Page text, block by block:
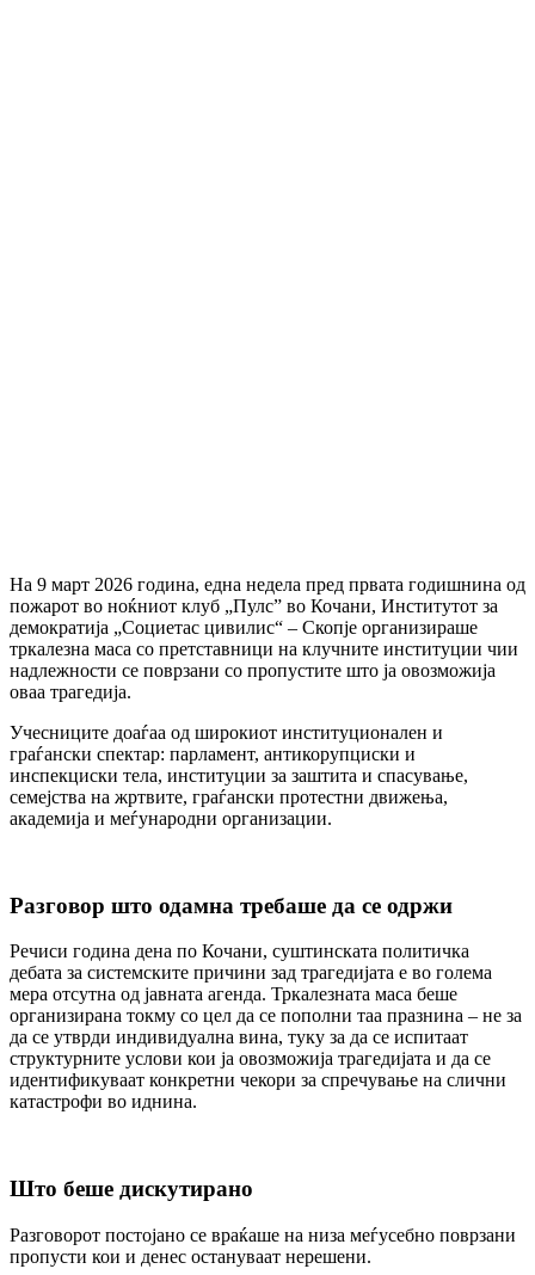
На 9 март 2026 година, една недела пред првата годишнина од
пожарот во ноќниот клуб „Пулс” во Кочани, Институтот за
демократија „Социетас цивилис“ – Скопје организираше
тркалезна маса со претставници на клучните институции чии
надлежности се поврзани со пропустите што ја овозможија
оваа трагедија.
Учесниците доаѓаа од широкиот институционален и
граѓански спектар: парламент, антикорупциски и
инспекциски тела, институции за заштита и спасување,
семејства на жртвите, граѓански протестни движења,
академија и меѓународни организации.
Разговор што одамна требаше да се одржи
Речиси година дена по Кочани, суштинската политичка
дебата за системските причини зад трагедијата е во голема
мера отсутна од јавната агенда. Тркалезната маса беше
организирана токму со цел да се пополни таа празнина – не за
да се утврди индивидуална вина, туку за да се испитаат
структурните услови кои ја овозможија трагедијата и да се
идентификуваат конкретни чекори за спречување на слични
катастрофи во иднина.
Што беше дискутирано
Разговорот постојано се враќаше на низа меѓусебно поврзани
пропусти кои и денес остануваат нерешени.